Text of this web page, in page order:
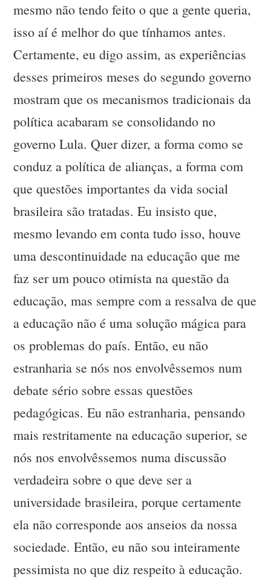
mesmo não tendo feito o que a gente queria,
isso aí é melhor do que tínhamos antes.
Certamente, eu digo assim, as experiências
desses primeiros meses do segundo governo
mostram que os mecanismos tradicionais da
política acabaram se consolidando no
governo Lula. Quer dizer, a forma como se
conduz a política de alianças, a forma com
que questões importantes da vida social
brasileira são tratadas. Eu insisto que,
mesmo levando em conta tudo isso, houve
uma descontinuidade na educação que me
faz ser um pouco otimista na questão da
educação, mas sempre com a ressalva de que
a educação não é uma solução mágica para
os problemas do país. Então, eu não
estranharia se nós nos envolvêssemos num
debate sério sobre essas questões
pedagógicas. Eu não estranharia, pensando
mais restritamente na educação superior, se
nós nos envolvêssemos numa discussão
verdadeira sobre o que deve ser a
universidade brasileira, porque certamente
ela não corresponde aos anseios da nossa
sociedade. Então, eu não sou inteiramente
pessimista no que diz respeito à educação.